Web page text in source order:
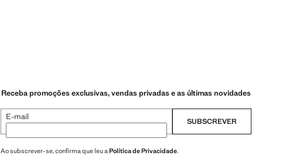
Receba promoções exclusivas, vendas privadas e as últimas novidades
E-mail SUBSCREVER
Ao subscrever-se, confirma que leu aPolítica de Privacidade.